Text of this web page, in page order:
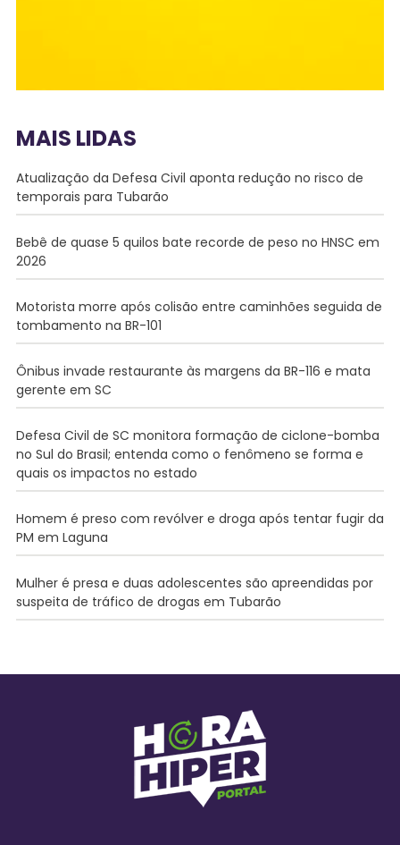
MAIS LIDAS
Atualização da Defesa Civil aponta redução no risco de
temporais para Tubarão
Bebê de quase 5 quilos bate recorde de peso no HNSC em
2026
Motorista morre após colisão entre caminhões seguida de
tombamento na BR-101
Ônibus invade restaurante às margens da BR-116 e mata
gerente em SC
Defesa Civil de SC monitora formação de ciclone-bomba
no Sul do Brasil; entenda como o fenômeno se forma e
quais os impactos no estado
Homem é preso com revólver e droga após tentar fugir da
PM em Laguna
Mulher é presa e duas adolescentes são apreendidas por
suspeita de tráfico de drogas em Tubarão